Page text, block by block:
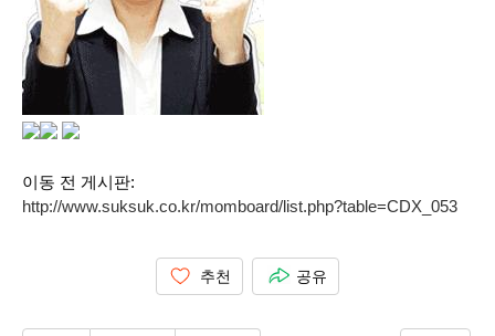
이동 전 게시판:
http://www.suksuk.co.kr/momboard/list.php?table=CDX_053
추천 공유